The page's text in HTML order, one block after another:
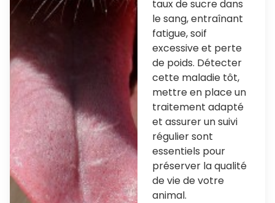
taux de sucre dans
le sang, entraînant
fatigue, soif
excessive et perte
de poids. Détecter
cette maladie tôt,
mettre en place un
traitement adapté
et assurer un suivi
régulier sont
essentiels pour
préserver la qualité
de vie de votre
animal.